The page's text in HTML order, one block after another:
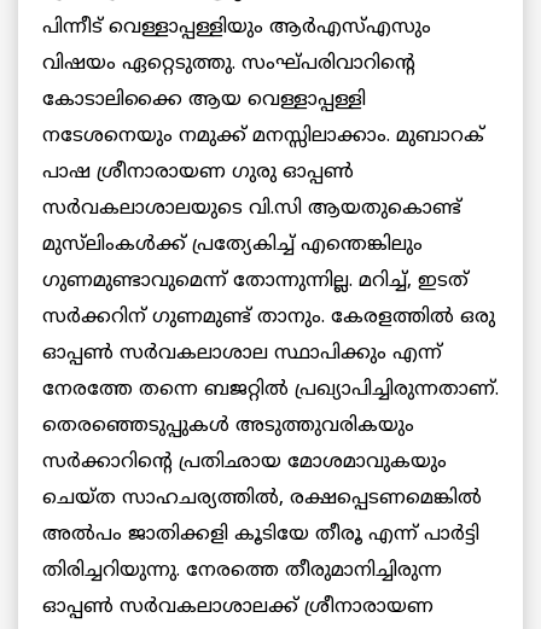
പിന്നീട് വെള്ളാപ്പള്ളിയും ആര്‍എസ്എസും
വിഷയം ഏറ്റെടുത്തു. സംഘ്പരിവാറിന്റെ
കോടാലിക്കൈ ആയ വെള്ളാപ്പള്ളി
നടേശനെയും നമുക്ക് മനസ്സിലാക്കാം. മുബാറക്
പാഷ ശ്രീനാരായണ ഗുരു ഓപ്പണ്‍
സര്‍വകലാശാലയുടെ വി.സി ആയതുകൊണ്ട്
മുസ്‌ലിംകള്‍ക്ക് പ്രത്യേകിച്ച് എന്തെങ്കിലും
ഗുണമുണ്ടാവുമെന്ന് തോന്നുന്നില്ല. മറിച്ച്, ഇടത്
സര്‍ക്കറിന് ഗുണമുണ്ട് താനും. കേരളത്തില്‍ ഒരു
ഓപ്പണ്‍ സര്‍വകലാശാല സ്ഥാപിക്കും എന്ന്
നേരത്തേ തന്നെ ബജറ്റില്‍ പ്രഖ്യാപിച്ചിരുന്നതാണ്.
തെരഞ്ഞെടുപ്പുകള്‍ അടുത്തുവരികയും
സര്‍ക്കാറിന്റെ പ്രതിഛായ മോശമാവുകയും
ചെയ്ത സാഹചര്യത്തില്‍, രക്ഷപ്പെടണമെങ്കില്‍
അല്‍പം ജാതിക്കളി കൂടിയേ തീരൂ എന്ന് പാര്‍ട്ടി
തിരിച്ചറിയുന്നു. നേരത്തെ തീരുമാനിച്ചിരുന്ന
ഓപ്പണ്‍ സര്‍വകലാശാലക്ക് ശ്രീനാരായണ